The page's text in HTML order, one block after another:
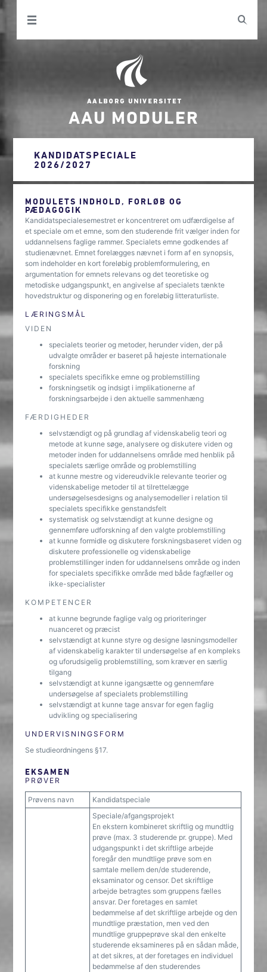
AAU MODULER
KANDIDATSPECIALE
2026/2027
MODULETS INDHOLD, FORLØB OG
PÆDAGOGIK
Kandidatspecialesemestret er koncentreret om udfærdigelse af
et speciale om et emne, som den studerende frit vælger inden for
uddannelsens faglige rammer. Specialets emne godkendes af
studienævnet. Emnet forelægges nævnet i form af en synopsis,
som indeholder en kort foreløbig problemformulering, en
argumentation for emnets relevans og det teoretiske og
metodiske udgangspunkt, en angivelse af specialets tænkte
hovedstruktur og disponering og en foreløbig litteraturliste.
LÆRINGSMÅL
VIDEN
specialets teorier og metoder, herunder viden, der på
udvalgte områder er baseret på højeste internationale
forskning
specialets specifikke emne og problemstilling
forskningsetik og indsigt i implikationerne af
forskningsarbejde i den aktuelle sammenhæng
FÆRDIGHEDER
selvstændigt og på grundlag af videnskabelig teori og
metode at kunne søge, analysere og diskutere viden og
metoder inden for uddannelsens område med henblik på
specialets særlige område og problemstilling
at kunne mestre og videreudvikle relevante teorier og
videnskabelige metoder til at tilrettelægge
undersøgelsesdesigns og analysemodeller i relation til
specialets specifikke genstandsfelt
systematisk og selvstændigt at kunne designe og
gennemføre udforskning af den valgte problemstilling
at kunne formidle og diskutere forskningsbaseret viden og
diskutere professionelle og videnskabelige
problemstillinger inden for uddannelsens område og inden
for specialets specifikke område med både fagfæller og
ikke-specialister
KOMPETENCER
at kunne begrunde faglige valg og prioriteringer
nuanceret og præcist
selvstændigt at kunne styre og designe løsningsmodeller
af videnskabelig karakter til undersøgelse af en kompleks
og uforudsigelig problemstilling, som kræver en særlig
tilgang
selvstændigt at kunne igangsætte og gennemføre
undersøgelse af specialets problemstilling
selvstændigt at kunne tage ansvar for egen faglig
udvikling og specialisering
UNDERVISNINGSFORM
Se studieordningens §17.
EKSAMEN
PRØVER
Prøvens navn Kandidatspeciale
Speciale/afgangsprojekt
En ekstern kombineret skriftlig og mundtlig
prøve (max. 3 studerende pr. gruppe). Med
udgangspunkt i det skriftlige arbejde
foregår den mundtlige prøve som en
samtale mellem den/de studerende,
eksaminator og censor. Det skriftlige
arbejde betragtes som gruppens fælles
ansvar. Der foretages en samlet
bedømmelse af det skriftlige arbejde og den
mundtlige præstation, men ved den
mundtlige gruppeprøve skal den enkelte
studerende eksamineres på en sådan måde,
at det sikres, at der foretages en individuel
bedømmelse af den studerendes